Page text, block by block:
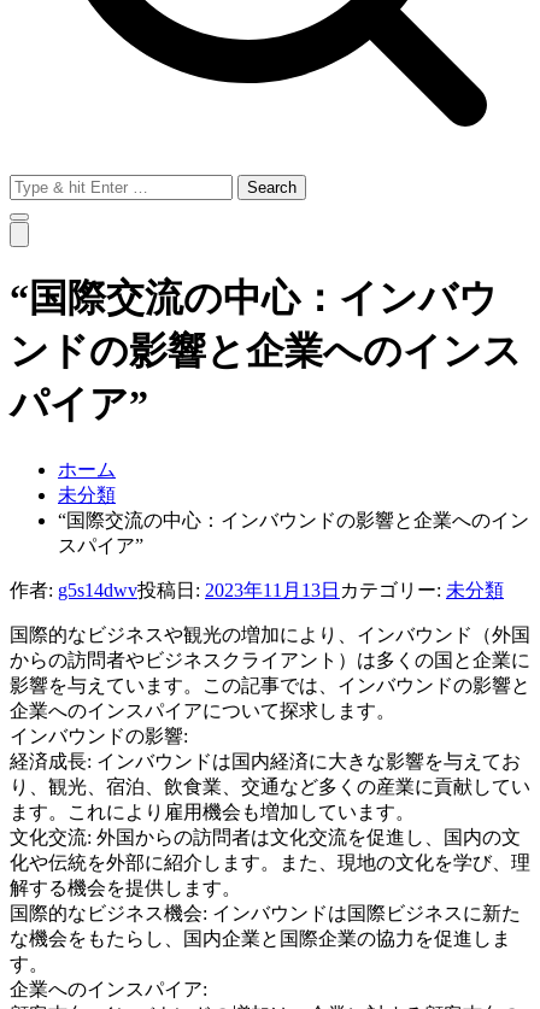
Search
for:
“国際交流の中心：インバウ
ンドの影響と企業へのインス
パイア”
ホーム
未分類
“国際交流の中心：インバウンドの影響と企業へのイン
スパイア”
作者: g5s14dwv投稿日: 2023年11月13日 カテゴリー: 未分類
国際的なビジネスや観光の増加により、インバウンド（外国
からの訪問者やビジネスクライアント）は多くの国と企業に
影響を与えています。この記事では、インバウンドの影響と
企業へのインスパイアについて探求します。
インバウンドの影響:
経済成長: インバウンドは国内経済に大きな影響を与えてお
り、観光、宿泊、飲食業、交通など多くの産業に貢献してい
ます。これにより雇用機会も増加しています。
文化交流: 外国からの訪問者は文化交流を促進し、国内の文
化や伝統を外部に紹介します。また、現地の文化を学び、理
解する機会を提供します。
国際的なビジネス機会: インバウンドは国際ビジネスに新た
な機会をもたらし、国内企業と国際企業の協力を促進しま
す。
企業へのインスパイア: